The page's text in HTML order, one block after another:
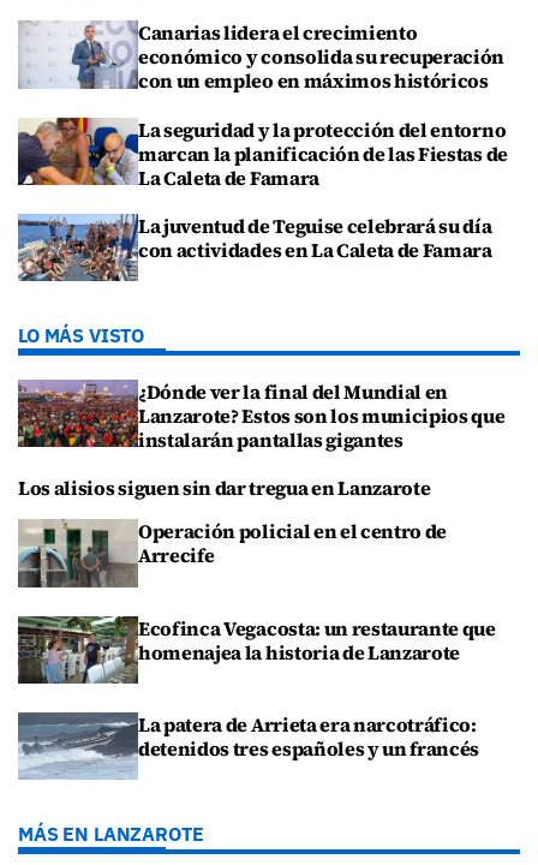
Canarias lidera el crecimiento
económico y consolida su recuperación
con un empleo en máximos históricos
La seguridad y la protección del entorno
marcan la planificación de las Fiestas de
La Caleta de Famara
La juventud de Teguise celebrará su día
con actividades en La Caleta de Famara
LO MÁS VISTO
¿Dónde ver la final del Mundial en
Lanzarote? Estos son los municipios que
instalarán pantallas gigantes
Los alisios siguen sin dar tregua en Lanzarote
Operación policial en el centro de
Arrecife
Ecofinca Vegacosta: un restaurante que
homenajea la historia de Lanzarote
La patera de Arrieta era narcotráfico:
detenidos tres españoles y un francés
MÁS EN LANZAROTE